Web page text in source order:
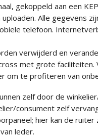
gekoppeld aan een
Alle gegevens
telefoon.
verwijderd en
met grote
om te profiteren van
zelf door de
consument zelf
hier kan de
leder.